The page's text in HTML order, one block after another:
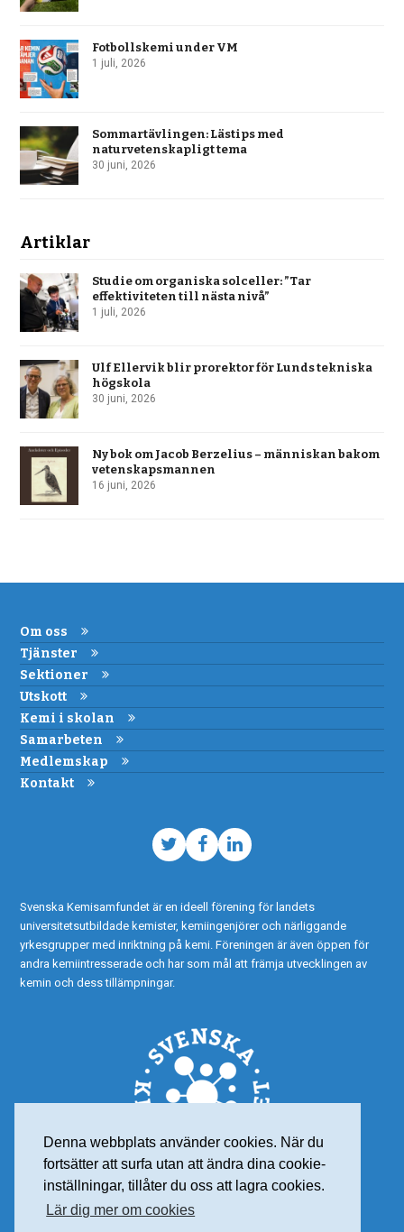
Denna webbplats använder cookies. När du
fortsätter att surfa utan att ändra dina cookie-
inställningar, tillåter du oss att lagra cookies.
Lär dig mer om cookies
Fotbollskemi under VM
1 juli, 2026
Sommartävlingen: Lästips med
naturvetenskapligt tema
30 juni, 2026
Artiklar
Studie om organiska solceller: ”Tar
effektiviteten till nästa nivå”
1 juli, 2026
Ulf Ellervik blir prorektor för Lunds tekniska
högskola
30 juni, 2026
Ny bok om Jacob Berzelius – människan bakom
vetenskapsmannen
16 juni, 2026
Om oss
Tjänster
Sektioner
Utskott
Kemi i skolan
Samarbeten
Medlemskap
Kontakt
TwitterFacebook
LinkedIn
Svenska Kemisamfundet är en ideell förening för landets
universitetsutbildade kemister, kemiingenjörer och närliggande
yrkesgrupper med inriktning på kemi. Föreningen är även öppen för
andra kemiintresserade och har som mål att främja utvecklingen av
kemin och dess tillämpningar.